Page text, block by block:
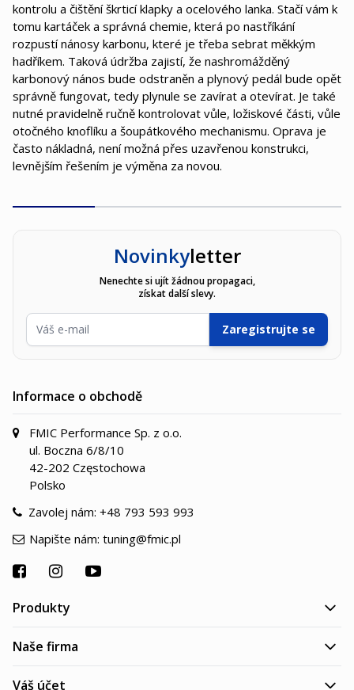
kontrolu a čištění škrticí klapky a ocelového lanka. Stačí vám k
tomu kartáček a správná chemie, která po nastříkání
rozpustí nánosy karbonu, které je třeba sebrat měkkým
hadříkem. Taková údržba zajistí, že nashromážděný
karbonový nános bude odstraněn a plynový pedál bude opět
správně fungovat, tedy plynule se zavírat a otevírat. Je také
nutné pravidelně ručně kontrolovat vůle, ložiskové části, vůle
otočného knoflíku a šoupátkového mechanismu. Oprava je
často nákladná, není možná přes uzavřenou konstrukci,
levnějším řešením je výměna za novou.
Novinkyletter
Nenechte si ujít žádnou propagaci,
získat další slevy.
E-mailová adresa
Zaregistrujte se
Informace o obchodě
FMIC Performance Sp. z o.o.
ul. Boczna 6/8/10
42-202 Częstochowa
Polsko
Zavolej nám: +48 793 593 993
Napište nám: tuning@fmic.pl
Produkty
Naše firma
Váš účet